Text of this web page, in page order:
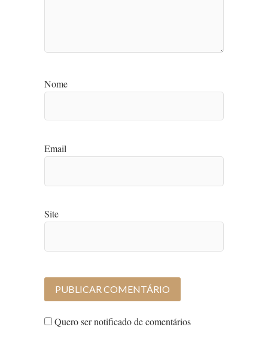
Nome
Email
Site
Quero ser notificado de comentários